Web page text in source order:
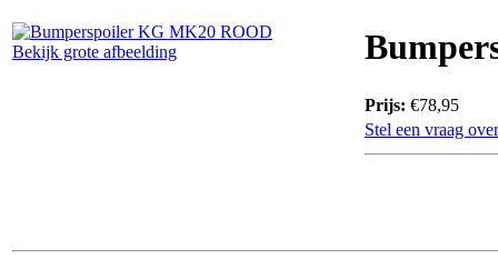
Bekijk grote afbeelding
Prijs: €78,95
Stel een vraag